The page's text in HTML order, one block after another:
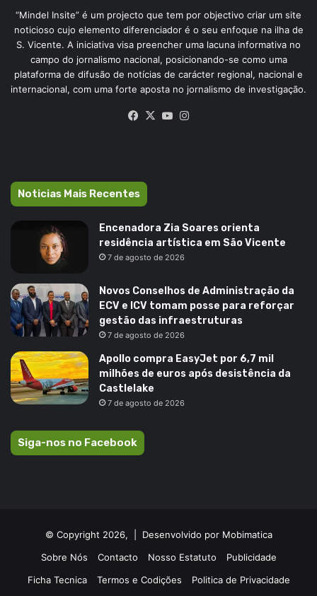
“Mindel Insite” é um projecto que tem por objectivo criar um site
noticioso cujo elemento diferenciador é o seu enfoque na ilha de
S. Vicente. A iniciativa visa preencher uma lacuna informativa no
campo do jornalismo nacional, posicionando-se como uma
plataforma de difusão de notícias de carácter regional, nacional e
internacional, com uma forte aposta no jornalismo de investigação.
Facebook
X YouTube
Noticias Mais Recentes
Encenadora Zia Soares orienta
residência artística em São Vicente
7 de agosto de 2026
Novos Conselhos de Administração da
ECV e ICV tomam posse para reforçar
gestão das infraestruturas
7 de agosto de 2026
Apollo compra EasyJet por 6,7 mil
milhões de euros após desistência da
Castlelake
7 de agosto de 2026
Siga-nos no Facebook
© Copyright 2026, | Desenvolvido por Mobimatica
Sobre Nós
Contacto Nosso Estatuto
Publicidade
Ficha Tecnica
Termos e Codições Politica de Privacidade